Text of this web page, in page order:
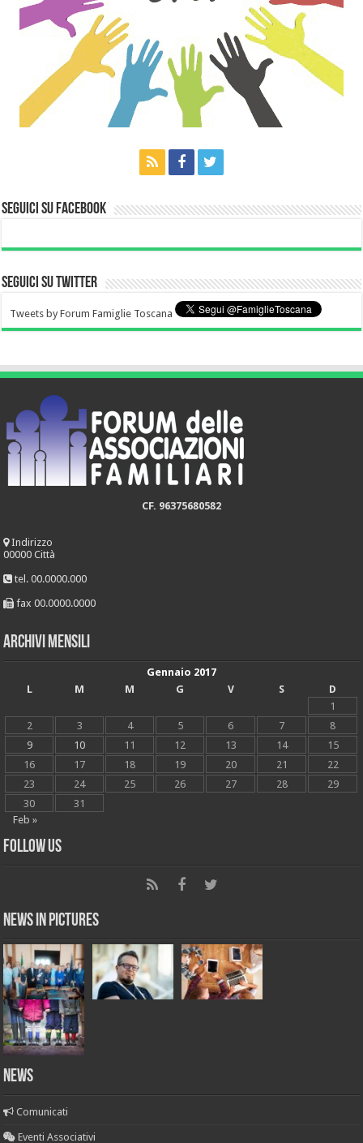
Seguici su Facebook
Seguici su Twitter
Tweets by Forum Famiglie Toscana
CF. 96375680582
Indirizzo
00000 Città
tel. 00.0000.000
fax 00.0000.0000
Archivi mensili
Gennaio 2017
L
M M G V S
D
1
2
3 4 5 6 7
8
9
10 11 12 13 14
15
16
17 18 19 20 21
22
23
24 25 26 27 28
29
30
31
Feb »
Follow Us
News in Pictures
NEWS
Comunicati
Eventi Associativi